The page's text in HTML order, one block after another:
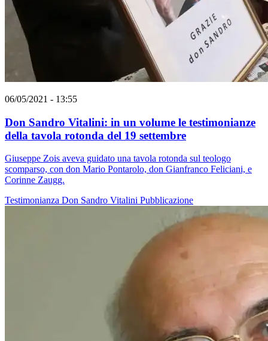
06/05/2021 - 13:55
Don Sandro Vitalini: in un volume le testimonianze
della tavola rotonda del 19 settembre
Giuseppe Zois aveva guidato una tavola rotonda sul teologo
scomparso, con don Mario Pontarolo, don Gianfranco Feliciani, e
Corinne Zaugg.
Testimonianza Don Sandro Vitalini Pubblicazione